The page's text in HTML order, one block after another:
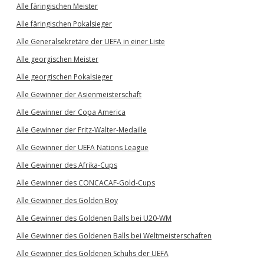
Alle färingischen Meister
Alle färingischen Pokalsieger
Alle Generalsekretäre der UEFA in einer Liste
Alle georgischen Meister
Alle georgischen Pokalsieger
Alle Gewinner der Asienmeisterschaft
Alle Gewinner der Copa America
Alle Gewinner der Fritz-Walter-Medaille
Alle Gewinner der UEFA Nations League
Alle Gewinner des Afrika-Cups
Alle Gewinner des CONCACAF-Gold-Cups
Alle Gewinner des Golden Boy
Alle Gewinner des Goldenen Balls bei U20-WM
Alle Gewinner des Goldenen Balls bei Weltmeisterschaften
Alle Gewinner des Goldenen Schuhs der UEFA